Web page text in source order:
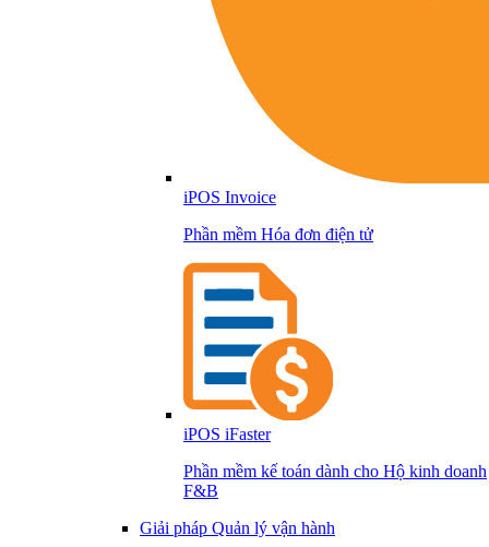
iPOS Invoice
Phần mềm Hóa đơn điện tử
iPOS iFaster
Phần mềm kế toán dành cho Hộ kinh doanh
F&B
Giải pháp Quản lý vận hành